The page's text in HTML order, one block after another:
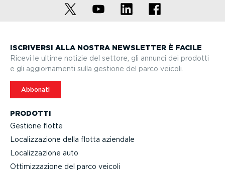
PRODOTTI
Gestione flotte
Localiz­za­zione della flotta aziendale
Localiz­za­zione auto
Ottimiz­za­zione del parco veicoli
ISCRIVERSI ALLA NOSTRA NEWSLETTER È FACILE
Ricevi le ultime notizie del settore, gli annunci dei prodotti
e gli aggior­na­menti sulla gestione del parco veicoli.
Abbonati